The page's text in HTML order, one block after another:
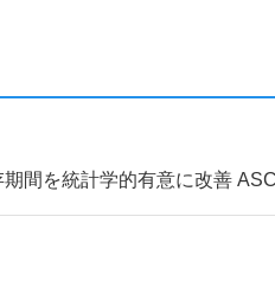
間を統計学的有意に改善